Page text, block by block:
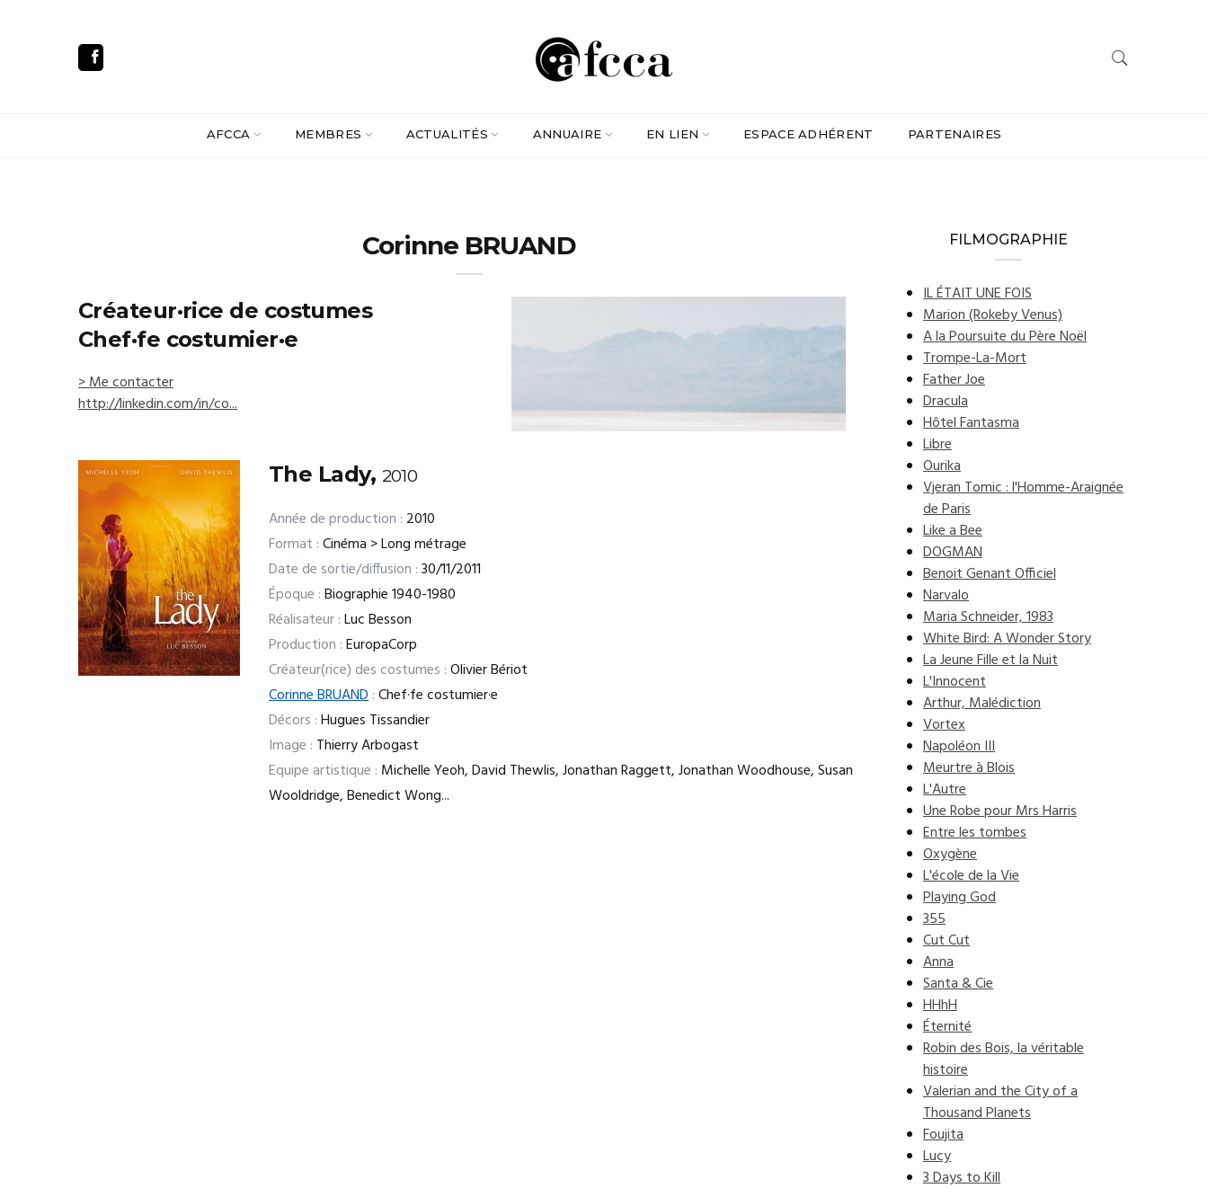
AFCCA MEMBRES ACTUALITÉS ANNUAIRE EN LIEN ESPACE ADHÉRENT PARTENAIRES
Corinne BRUAND
Créateur·rice de costumes
Chef·fe costumier·e
> Me contacter
http://linkedin.com/in/co...
The Lady, 2010
Année de production : 2010
Format :Cinéma > Long métrage
Date de sortie/diffusion :30/11/2011
Époque :Biographie 1940-1980
Réalisateur :Luc Besson
Production :EuropaCorp
Créateur(rice) des costumes :Olivier Bériot
Corinne BRUAND:Chef·fe costumier·e
Décors :Hugues Tissandier
Image : Thierry Arbogast
Equipe artistique : Michelle Yeoh, David Thewlis, Jonathan Raggett, Jonathan Woodhouse, Susan
Wooldridge, Benedict Wong...
FILMOGRAPHIE
IL ÉTAIT UNE FOIS
Marion (Rokeby Venus)
A la Poursuite du Père Noël
Trompe-La-Mort
Father Joe
Dracula
Hôtel Fantasma
Libre
Ourika
Vjeran Tomic : l'Homme-Araignée
de Paris
Like a Bee
DOGMAN
Benoit Genant Officiel
Narvalo
Maria Schneider, 1983
White Bird: A Wonder Story
La Jeune Fille et la Nuit
L'Innocent
Arthur, Malédiction
Vortex
Napoléon III
Meurtre à Blois
L'Autre
Une Robe pour Mrs Harris
Entre les tombes
Oxygène
L'école de la Vie
Playing God
355
Cut Cut
Anna
Santa & Cie
HHhH
Éternité
Robin des Bois, la véritable
histoire
Valerian and the City of a
Thousand Planets
Foujita
Lucy
3 Days to Kill